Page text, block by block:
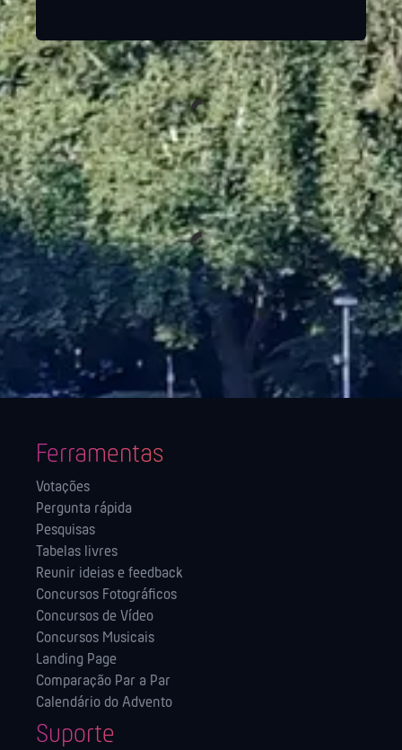
Ferramentas
Votações
Pergunta rápida
Pesquisas
Tabelas livres
Reunir ideias e feedback
Concursos Fotográficos
Concursos de Vídeo
Concursos Musicais
Landing Page
Comparação Par a Par
Calendário do Advento
Suporte